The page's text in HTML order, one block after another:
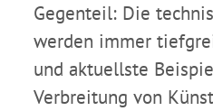
Gegenteil: Die
werden immer
und aktuellste
Verbreitung von